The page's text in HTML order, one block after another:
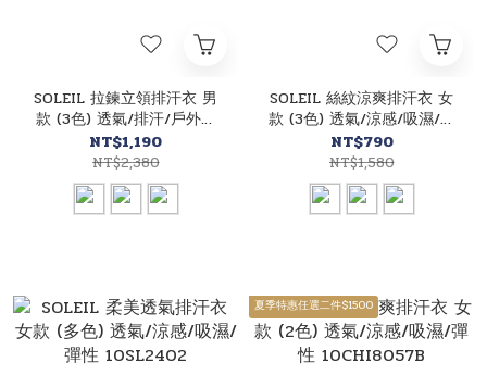
SOLEIL 拉鍊立領排汗衣 男
款 (3色) 透氣/排汗/戶外休
閒 11ATS7525A
NT$1,190
NT$2,380
SOLEIL 絲紋涼爽排汗衣 女
款 (3色) 透氣/涼感/吸濕/彈
性 10ATS1821B
NT$790
NT$1,580
夏季特惠任選二件$1500